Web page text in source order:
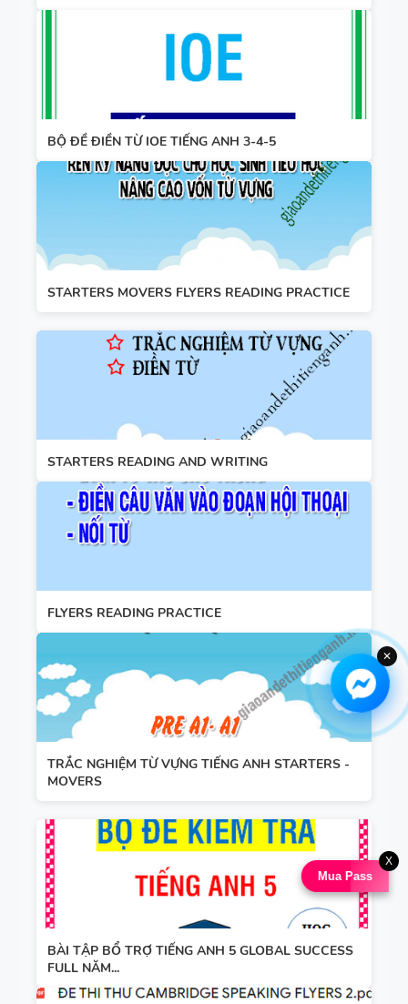
BỘ ĐỀ ĐIỀN TỪ IOE TIẾNG ANH 3-4-5
STARTERS MOVERS FLYERS READING PRACTICE
STARTERS READING AND WRITING
FLYERS READING PRACTICE
TRẮC NGHIỆM TỪ VỰNG TIẾNG ANH STARTERS -
MOVERS
BÀI TẬP BỔ TRỢ TIẾNG ANH 5 GLOBAL SUCCESS
FULL NĂM...
Mua Pass
X
✕